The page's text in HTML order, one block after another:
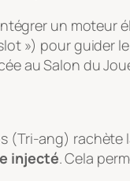
un
») pour guider
au Salon du
(Tri-ang)
injecté. Cela